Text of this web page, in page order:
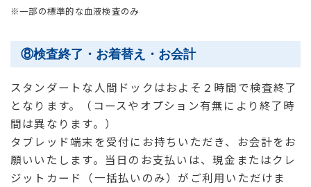
※一部の標準的な血液検査のみ
⑧検査終了・お着替え・お会計
スタンダートな人間ドックはおよそ２時間で検査終了
となります。（コースやオプション有無により終了時
間は異なります。）
タブレッド端末を受付にお持ちいただき、お会計をお
願いいたします。当日のお支払いは、現金またはクレ
ジットカード（一括払いのみ）がご利用いただけま